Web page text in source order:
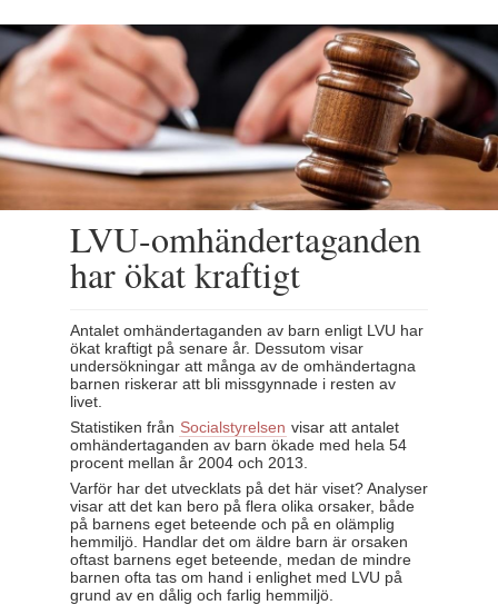
LVU-omhändertaganden
har ökat kraftigt
Antalet omhändertaganden av barn enligt LVU har
ökat kraftigt på senare år. Dessutom visar
undersökningar att många av de omhändertagna
barnen riskerar att bli missgynnade i resten av
livet.
Statistiken från Socialstyrelsen visar att antalet
omhändertaganden av barn ökade med hela 54
procent mellan år 2004 och 2013.
Varför har det utvecklats på det här viset? Analyser
visar att det kan bero på flera olika orsaker, både
på barnens eget beteende och på en olämplig
hemmiljö. Handlar det om äldre barn är orsaken
oftast barnens eget beteende, medan de mindre
barnen ofta tas om hand i enlighet med LVU på
grund av en dålig och farlig hemmiljö.